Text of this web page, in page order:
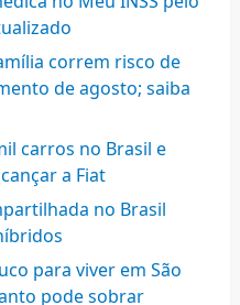
correm risco de
de agosto; saiba
carros no Brasil e
a Fiat
no Brasil
para viver em São
pode sobrar